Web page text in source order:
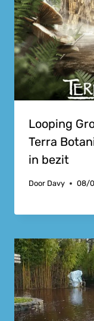
Looping
Terra
in bezit
Door Davy 08/